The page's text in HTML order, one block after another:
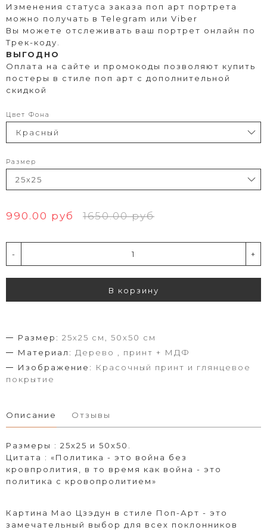
Изменения статуса заказа поп арт портрета
можно получать в Telegram или Viber
Вы можете отслеживать ваш портрет онлайн по
Трек-коду.
ВЫГОДНО
Оплата на сайте и промокоды позволяют купить
постеры в стиле поп арт с дополнительной
скидкой
Цвет Фона
Размер
990.00 руб 1650.00 руб
- +
В корзину
Размер: 25х25 см, 50х50 см
Материал: Дерево , принт + МДФ
Изображение:
Красочный принт и глянцевое
покрытие
Описание Отзывы
Размеры : 25х25 и 50х50.
Цитата : «Политика - это война без
кровпролития, в то время как война - это
политика с кровопролитием»
Картина Мао Цзэдун в стиле Поп-Арт - это
замечательный выбор для всех поклонников